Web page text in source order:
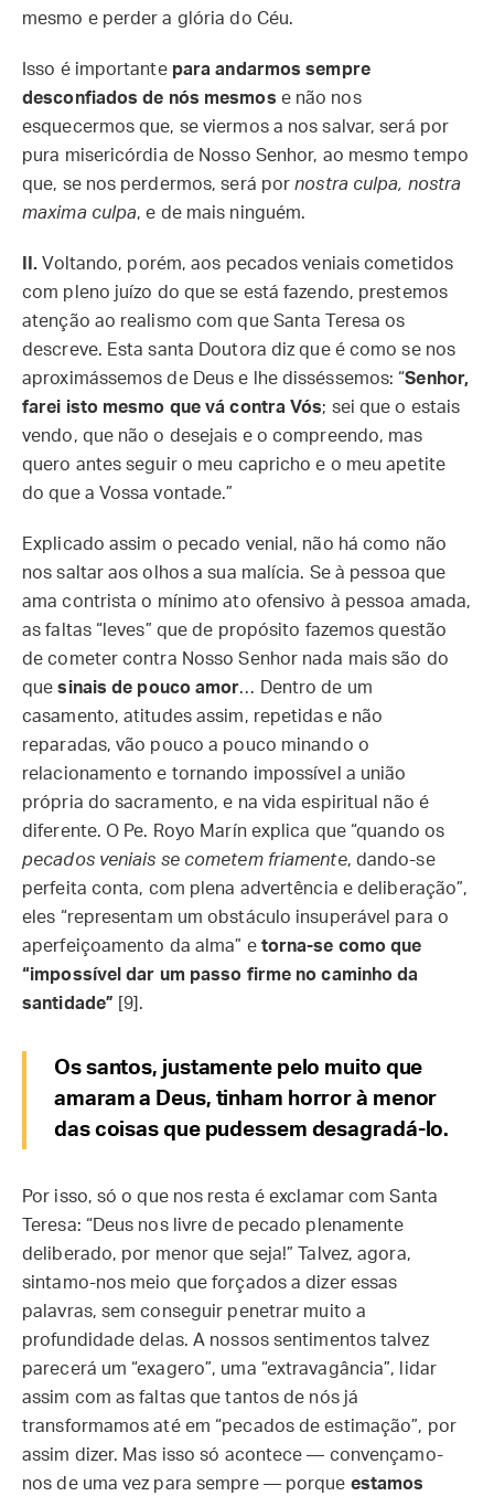
mesmo e perder a glória do Céu.
Isso é importante para andarmos sempre
desconfiados de nós mesmos e não nos
esquecermos que, se viermos a nos salvar, será por
pura misericórdia de Nosso Senhor, ao mesmo tempo
que, se nos perdermos, será pornostra culpa, nostra
maxima culpa, e de mais ninguém.
II. Voltando, porém, aos pecados veniais cometidos
com pleno juízo do que se está fazendo, prestemos
atenção ao realismo com que Santa Teresa os
descreve. Esta santa Doutora diz que é como se nos
aproximássemos de Deus e lhe disséssemos: “Senhor,
farei isto mesmo que vá contra Vós; sei que o estais
vendo, que não o desejais e o compreendo, mas
quero antes seguir o meu capricho e o meu apetite
do que a Vossa vontade.”
Explicado assim o pecado venial, não há como não
nos saltar aos olhos a sua malícia. Se à pessoa que
ama contrista o mínimo ato ofensivo à pessoa amada,
as faltas “leves” que de propósito fazemos questão
de cometer contra Nosso Senhor nada mais são do
quesinais de pouco amor… Dentro de um
casamento, atitudes assim, repetidas e não
reparadas, vão pouco a pouco minando o
relacionamento e tornando impossível a união
própria do sacramento, e na vida espiritual não é
diferente. O Pe. Royo Marín explica que “quando os
pecados veniais se cometem friamente, dando-se
perfeita conta, com plena advertência e deliberação”,
eles “representam um obstáculo insuperável para o
aperfeiçoamento da alma” e torna-se como que
“impossível dar um passo firme no caminho da
santidade” [9].
Os santos, justamente pelo muito que
amaram a Deus, tinham horror à menor
das coisas que pudessem desagradá-lo.
Por isso, só o que nos resta é exclamar com Santa
Teresa: “Deus nos livre de pecado plenamente
deliberado, por menor que seja!” Talvez, agora,
sintamo-nos meio que forçados a dizer essas
palavras, sem conseguir penetrar muito a
profundidade delas. A nossos sentimentos talvez
parecerá um “exagero”, uma “extravagância”, lidar
assim com as faltas que tantos de nós já
transformamos até em “pecados de estimação”, por
assim dizer. Mas isso só acontece — convençamo-
nos de uma vez para sempre — porque estamos